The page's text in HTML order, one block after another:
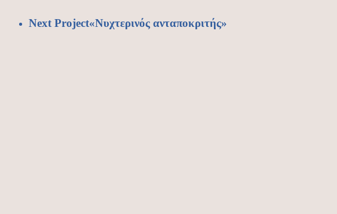
Next Project«Νυχτερινός ανταποκριτής»